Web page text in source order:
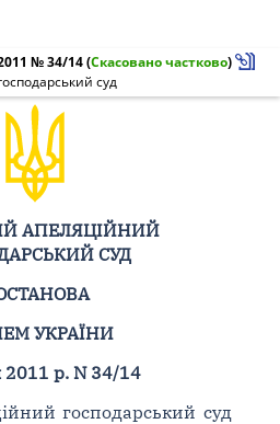
№ 34/14(Скасовано частково)
суд
АПЕЛЯЦІЙНИЙ
СУД
УКРАЇНИ
р. N 34/14
господарський суд